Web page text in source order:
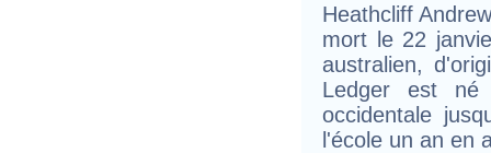
Heathcliff
mort le 22
australien,
Ledger est
occidentale
l'école un an en